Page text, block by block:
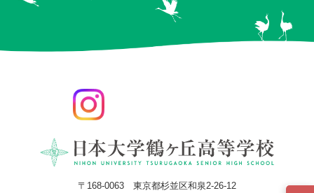
〒168-0063 東京都杉並区和泉2-26-12